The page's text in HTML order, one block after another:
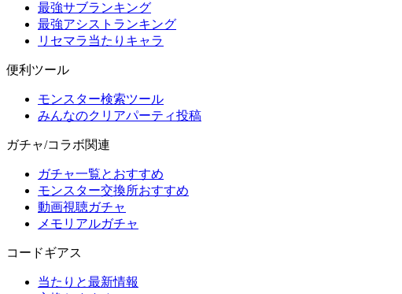
最強サブランキング
最強アシストランキング
リセマラ当たりキャラ
便利ツール
モンスター検索ツール
みんなのクリアパーティ投稿
ガチャ/コラボ関連
ガチャ一覧とおすすめ
モンスター交換所おすすめ
動画視聴ガチャ
メモリアルガチャ
コードギアス
当たりと最新情報